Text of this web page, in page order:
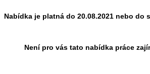
Nabídka je platná do 20.08.2021 nebo do
Není pro vás tato nabídka práce